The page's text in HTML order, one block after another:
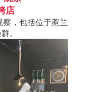
店
，包括位于惹兰
。